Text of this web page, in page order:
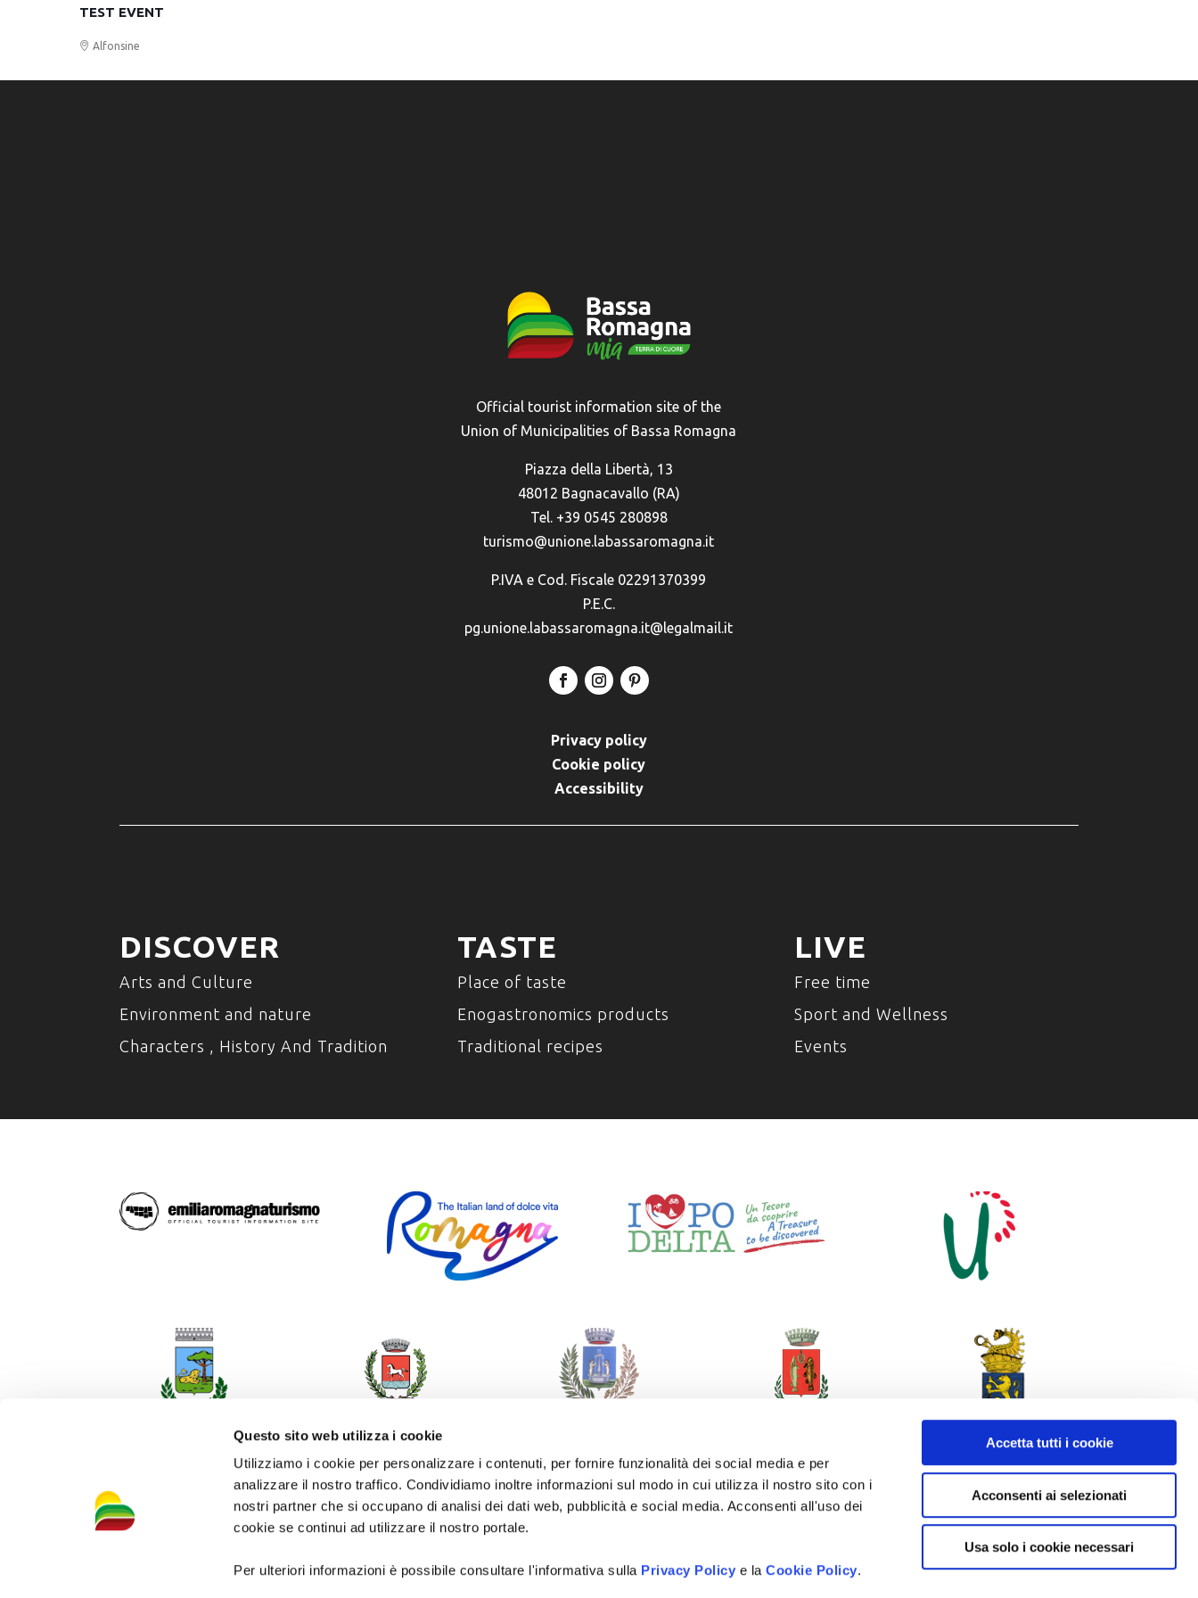
Questo sito web utilizza i cookie
Utilizziamo i cookie per personalizzare i contenuti, per fornire funzionalità dei social media e per
analizzare il nostro traffico. Condividiamo inoltre informazioni sul modo in cui utilizza il nostro sito con i
nostri partner che si occupano di analisi dei dati web, pubblicità e social media. Acconsenti all'uso dei
cookie se continui ad utilizzare il nostro portale.
Per ulteriori informazioni è possibile consultare l'informativa sulla Privacy Policy e laCookie Policy.
Accetta tutti i cookie
Acconsenti ai selezionati
Usa solo i cookie necessari
TEST EVENT
Alfonsine
Official tourist information site of the
Union of Municipalities of Bassa Romagna
Piazza della Libertà, 13
48012 Bagnacavallo (RA)
Tel. +39 0545 280898
turismo@unione.labassaromagna.it
P.IVA e Cod. Fiscale 02291370399
P.E.C.
pg.unione.labassaromagna.it@legalmail.it
Privacy policy
Cookie policy
Accessibility
DISCOVER
Arts and Culture
Environment and nature
Characters , History And Tradition
TASTE
Place of taste
Enogastronomics products
Traditional recipes
LIVE
Free time
Sport and Wellness
Events